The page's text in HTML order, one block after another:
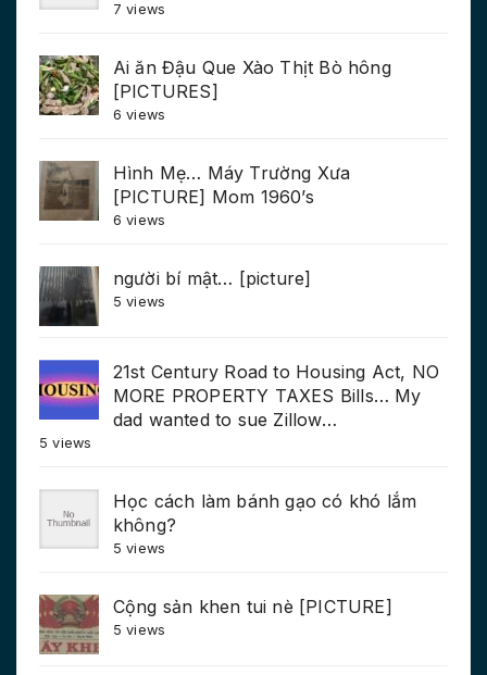
7 views
Ai ăn Đậu Que Xào Thịt Bò hông
[PICTURES]
6 views
Hình Mẹ… Máy Trường Xưa
[PICTURE] Mom 1960’s
6 views
người bí mật… [picture]
5 views
21st Century Road to Housing Act, NO
MORE PROPERTY TAXES Bills… My
dad wanted to sue Zillow…
5 views
Học cách làm bánh gạo có khó lắm
không?
5 views
Cộng sản khen tui nè [PICTURE]
5 views